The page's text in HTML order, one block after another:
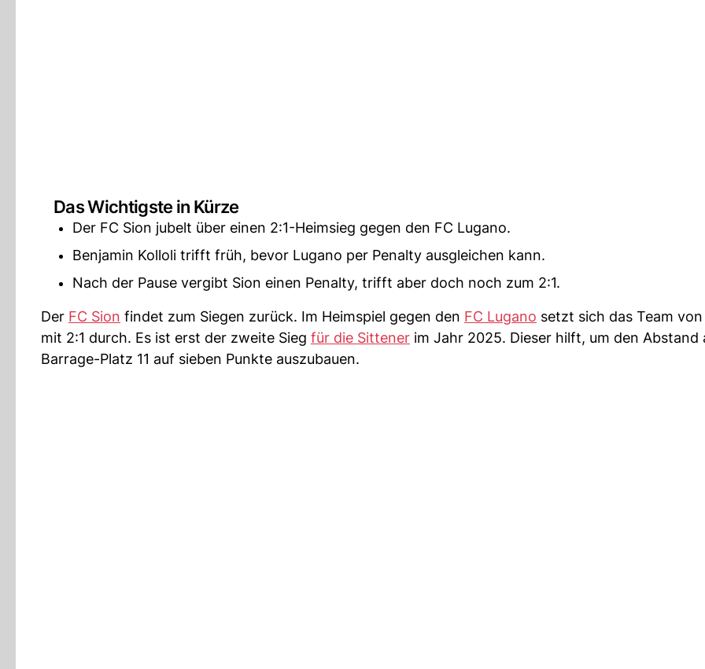
Das Wichtigste in Kürze
Der FC Sion jubelt über einen 2:1-Heimsieg gegen den FC Lugano.
Benjamin Kolloli trifft früh, bevor Lugano per Penalty ausgleichen kann.
Nach der Pause vergibt Sion einen Penalty, trifft aber doch noch zum 2:1.
Der FC Sion findet zum Siegen zurück. Im Heimspiel gegen den FC Lugano setzt sich das Team
mit 2:1 durch. Es ist erst der zweite Sieg für die Sittener im Jahr 2025. Dieser hilft, um den Abstand
Barrage-Platz 11 auf sieben Punkte auszubauen.